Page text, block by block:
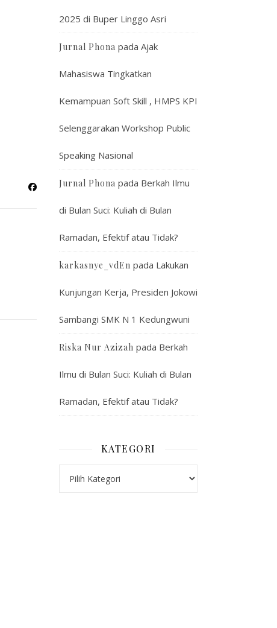
2025 di Buper Linggo Asri
Jurnal Phona pada Ajak
Mahasiswa Tingkatkan
Kemampuan Soft Skill , HMPS KPI
Selenggarakan Workshop Public
Speaking Nasional
Jurnal Phona pada Berkah Ilmu
di Bulan Suci: Kuliah di Bulan
Ramadan, Efektif atau Tidak?
karkasnye_vdEn pada Lakukan
Kunjungan Kerja, Presiden Jokowi
Sambangi SMK N 1 Kedungwuni
Riska Nur Azizah pada Berkah
Ilmu di Bulan Suci: Kuliah di Bulan
Ramadan, Efektif atau Tidak?
KATEGORI